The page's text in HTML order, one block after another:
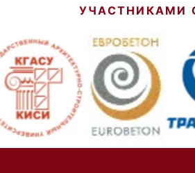
УЧАСТНИКАМИ